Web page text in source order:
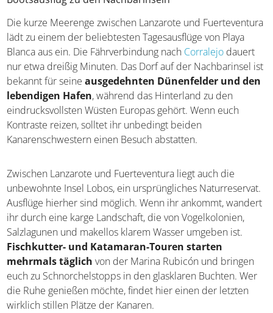
Die kurze Meerenge zwischen Lanzarote und Fuerteventura
lädt zu einem der beliebtesten Tagesausflüge von Playa
Blanca aus ein. Die Fährverbindung nach Corralejo dauert
nur etwa dreißig Minuten. Das Dorf auf der Nachbarinsel ist
bekannt für seineausgedehnten Dünenfelder und den
lebendigen Hafen, während das Hinterland zu den
eindrucksvollsten Wüsten Europas gehört. Wenn euch
Kontraste reizen, solltet ihr unbedingt beiden
Kanarenschwestern einen Besuch abstatten.
Zwischen Lanzarote und Fuerteventura liegt auch die
unbewohnte Insel Lobos, ein ursprüngliches Naturreservat.
Ausflüge hierher sind möglich. Wenn ihr ankommt, wandert
ihr durch eine karge Landschaft, die von Vogelkolonien,
Salzlagunen und makellos klarem Wasser umgeben ist.
Fischkutter- und Katamaran-Touren starten
mehrmals täglich von der Marina Rubicón und bringen
euch zu Schnorchelstopps in den glasklaren Buchten. Wer
die Ruhe genießen möchte, findet hier einen der letzten
wirklich stillen Plätze der Kanaren.